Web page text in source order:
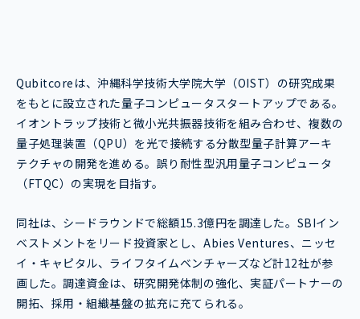
Qubitcoreは、沖縄科学技術大学院大学（OIST）の研究成果
をもとに設立された量子コンピュータスタートアップである。
イオントラップ技術と微小光共振器技術を組み合わせ、複数の
量子処理装置（QPU）を光で接続する分散型量子計算アーキ
テクチャの開発を進める。誤り耐性型汎用量子コンピュータ
（FTQC）の実現を目指す。
同社は、シードラウンドで総額15.3億円を調達した。SBIイン
ベストメントをリード投資家とし、Abies Ventures、ニッセ
イ・キャピタル、ライフタイムベンチャーズなど計12社が参
画した。調達資金は、研究開発体制の強化、実証パートナーの
開拓、採用・組織基盤の拡充に充てられる。